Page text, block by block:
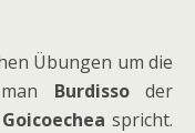
Übungen um die
Burdissoder
Goicoechea spricht.